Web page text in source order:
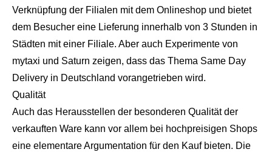
Verknüpfung der Filialen mit dem Onlineshop und bietet
dem Besucher eine Lieferung innerhalb von 3 Stunden in
Städten mit einer Filiale. Aber auch Experimente von
mytaxi und Saturn zeigen, dass das Thema Same Day
Delivery in Deutschland vorangetrieben wird.
Qualität
Auch das Herausstellen der besonderen Qualität der
verkauften Ware kann vor allem bei hochpreisigen Shops
eine elementare Argumentation für den Kauf bieten. Die